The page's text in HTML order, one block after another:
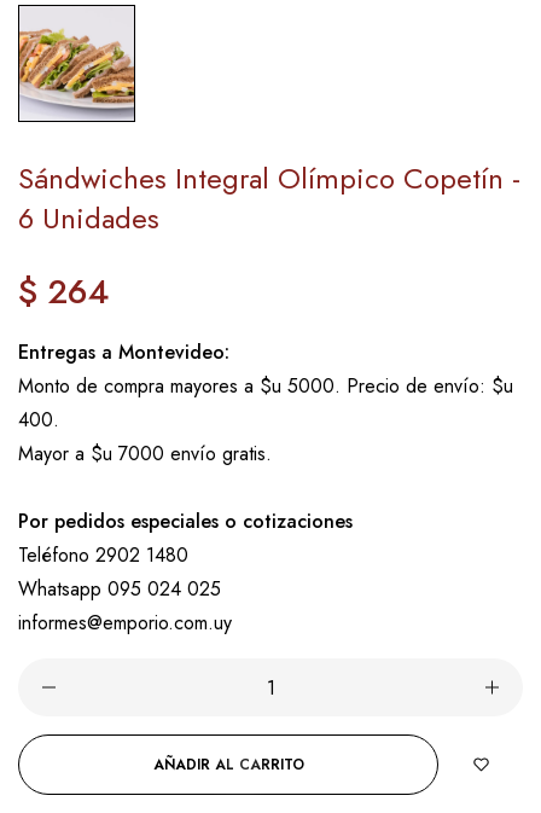
Sándwiches Integral Olímpico Copetín -
6 Unidades
Precio
regular
$ 264
Entregas a Montevideo:
Monto de compra mayores a $u 5000. Precio de envío: $u
400.
Mayor a $u 7000 envío gratis.
Por pedidos especiales o cotizaciones
Teléfono 2902 1480
Whatsapp 095 024 025
informes@emporio.com.uy
AÑADIR AL CARRITO